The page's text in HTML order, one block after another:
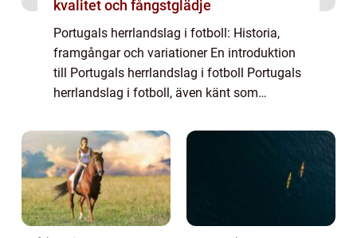
kvalitet och fångstglädje
Portugals herrlandslag i fotboll: Historia,
framgångar och variationer En introduktion
till Portugals herrlandslag i fotboll Portugals
herrlandslag i fotboll, även känt som
Seleção,” är land...